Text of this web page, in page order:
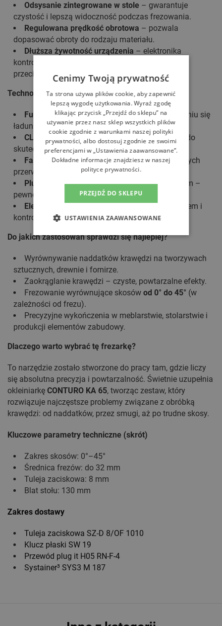
Odsysanie zintegrowane w stole – gwarantuje
czystość i lepszą widoczność podczas frezowania.
Regulowana prędkość obrotowa – pozwala
dopasować obroty do rodzaju materiału.
Dłuższa żywotność urządzenia – elektronika
kontroluje temperaturę silnika i chroni go przed
przeciążeniem.
Technologie i funkcje, które ułatwiają pracę
Funkcja antystatyczna– zapobiega gromadzeniu się
ładunków elektrostatycznych podczas pracy.
CLEANTEC – seryjne przyłącze 27/36/50 mm do
skutecznego systemu odsysania pyłu.
FastFix
– szybka wymiana narzędzi bez zbędnych
przerw.
Plug-it
– odłączany przewód z zabezpieczeniem –
pewne połączenie i szybka wymiana.
Elektronika MMC– stałe obroty pod obciążeniem i
kontrola temperatury silnika.
Do jakich zastosowań sprawdzi się najlepiej?
Wyrównywanie naddatków krawędzi na tworzywach
sztucznych, drewnie i fornirze.
Zaokrąglanie krawędzi – czyste, powtarzalne efekty.
Frezowanie wyrównujące skosów od 0° do 45° (w
zależności od frezu).
Precyzyjne wykończenia w meblarstwie, stolarstwie i
produkcji elementów zabudowy.
Dlaczego warto wybrać tę frezarkę?
To narzędzie zostało stworzone do pracy tam, gdzie liczy
się absolutna precyzja i powtarzalność. Świetnie uzupełnia
okleiniarkę CONTURO KA 65, tworząc zestaw, który
rozwiązuje najczęstsze problemy związane z obróbką
krawędzi: od naddatków, przez smugi, aż po trudne skosy.
Kluczowe parametry techniczne (skrót)
Zakres skosów: 0°–45°
Średnica frezów: do 32 mm
Tuleja zaciskowa: 8 mm
Blat stołu: 130 mm
Zakres dostawy
Tuleja zaciskowa SZ-D 8/OF 1010
Klucz płaski SW 19
Przewód plug it H05 RN-F-4
Systainer³ SYS3 M 187
Cenimy Twoją prywatność
Ta strona używa plików cookie, aby zapewnić
lepszą wygodę użytkowania. Wyraź zgodę
klikając przycisk „Przejdź do sklepu” na
używanie przez nasz sklep wszystkich plików
cookie zgodnie z warunkami naszej polityki
prywatności, albo dostosuj zgodnie ze swoimi
preferencjami w „Ustawienia zaawansowane”.
Dokładne informacje znajdziesz w naszej
polityce prywatności.
PRZEJDŹ DO SKLEPU
USTAWIENIA ZAAWANSOWANE